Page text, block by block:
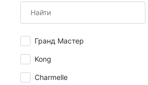
Гранд Мастер
Kong
Charmelle